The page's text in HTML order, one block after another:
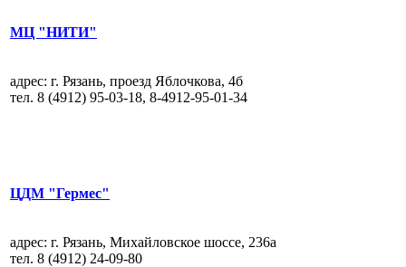
МЦ "НИТИ"
адрес: г. Рязань, проезд Яблочкова, 4б
тел. 8 (4912) 95-03-18, 8-4912-95-01-34
ЦДМ "Гермес"
адрес: г. Рязань, Михайловское шоссе, 236а
тел. 8 (4912) 24-09-80